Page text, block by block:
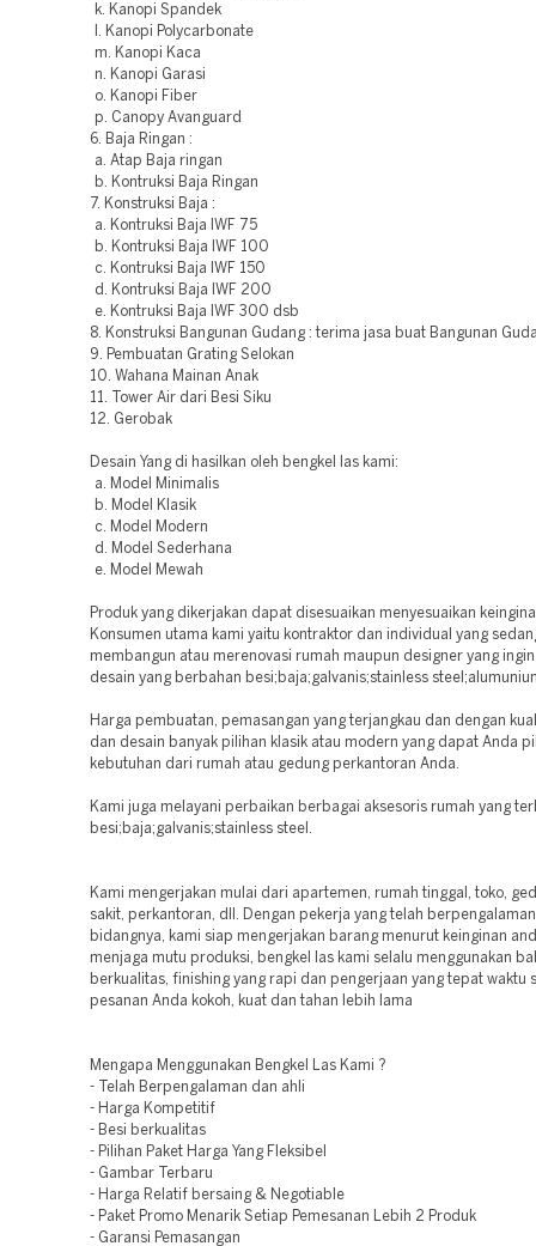
k. Kanopi Spandek
l. Kanopi Polycarbonate
m. Kanopi Kaca
n. Kanopi Garasi
o. Kanopi Fiber
p. Canopy Avanguard
6. Baja Ringan :
a. Atap Baja ringan
b. Kontruksi Baja Ringan
7. Konstruksi Baja :
a. Kontruksi Baja IWF 75
b. Kontruksi Baja IWF 100
c. Kontruksi Baja IWF 150
d. Kontruksi Baja IWF 200
e. Kontruksi Baja IWF 300 dsb
8. Konstruksi Bangunan Gudang : terima jasa buat Bangunan
9. Pembuatan Grating Selokan
10. Wahana Mainan Anak
11. Tower Air dari Besi Siku
12. Gerobak
Desain Yang di hasilkan oleh bengkel las kami:
a. Model Minimalis
b. Model Klasik
c. Model Modern
d. Model Sederhana
e. Model Mewah
Produk yang dikerjakan dapat disesuaikan menyesuaikan
Konsumen utama kami yaitu kontraktor dan individual yang
membangun atau merenovasi rumah maupun designer yang
desain yang berbahan besi;baja;galvanis;stainless
Harga pembuatan, pemasangan yang terjangkau dan dengan
dan desain banyak pilihan klasik atau modern yang dapat Anda
kebutuhan dari rumah atau gedung perkantoran Anda.
Kami juga melayani perbaikan berbagai aksesoris rumah yang
besi;baja;galvanis;stainless steel.
Kami mengerjakan mulai dari apartemen, rumah tinggal, toko,
sakit, perkantoran, dll. Dengan pekerja yang telah
bidangnya, kami siap mengerjakan barang menurut keinginan
menjaga mutu produksi, bengkel las kami selalu menggunakan
berkualitas, finishing yang rapi dan pengerjaan yang tepat waktu
pesanan Anda kokoh, kuat dan tahan lebih lama
Mengapa Menggunakan Bengkel Las Kami ?
- Telah Berpengalaman dan ahli
- Harga Kompetitif
- Besi berkualitas
- Pilihan Paket Harga Yang Fleksibel
- Gambar Terbaru
- Harga Relatif bersaing & Negotiable
- Paket Promo Menarik Setiap Pemesanan Lebih 2 Produk
- Garansi Pemasangan